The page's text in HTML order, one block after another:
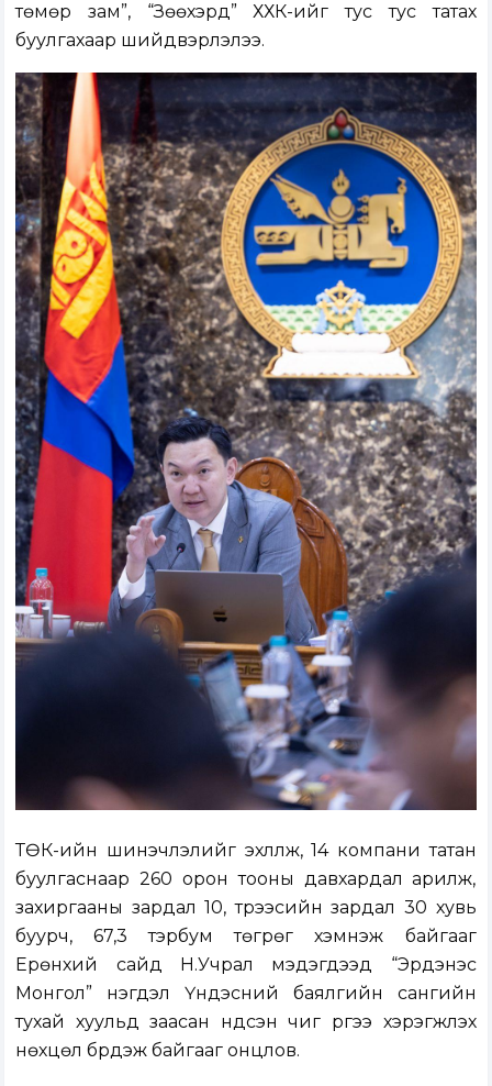
төмөр зам”, “Зөөхэрд” ХХК-ийг тус тус татах
буулгахаар шийдвэрлэлээ.
ТӨК-ийн шинэчлэлийг эхлүүлж, 14 компани татан
буулгаснаар 260 орон тооны давхардал арилж,
захиргааны зардал 10, түрээсийн зардал 30 хувь
буурч, 67,3 тэрбум төгрөг хэмнэж байгааг
Ерөнхий сайд Н.Учрал мэдэгдээд “Эрдэнэс
Монгол” нэгдэл Үндэсний баялгийн сангийн
тухай хуульд заасан үндсэн чиг үүргээ хэрэгжүүлэх
нөхцөл бүрдэж байгааг онцлов.